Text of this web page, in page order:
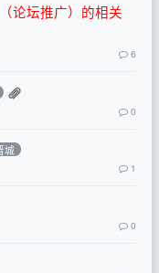
论坛推广）的相关
6
0
城
1
0